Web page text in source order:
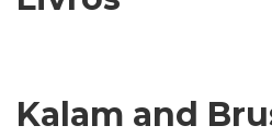
Kalam and